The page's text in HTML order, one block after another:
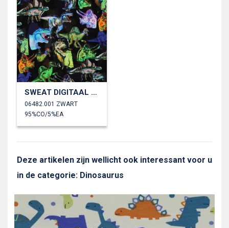
SWEAT DIGITAAL DINOSAURUSSEN
06482.001 ZWART
95%CO/5%EA
Deze artikelen zijn wellicht ook interessant voor u
in de categorie: Dinosaurus